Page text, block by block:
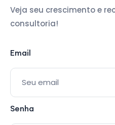
Veja seu crescimento e
consultoria!
Email
Senha